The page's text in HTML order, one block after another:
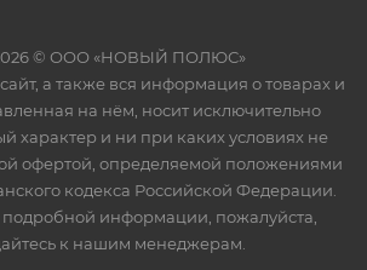
© ООО «НОВЫЙ ПОЛЮС»
а также вся информация о товарах и
на нём, носит исключительно
характер и ни при каких условиях не
офертой, определяемой положениями
кодекса Российской Федерации.
информации, пожалуйста,
к нашим менеджерам.